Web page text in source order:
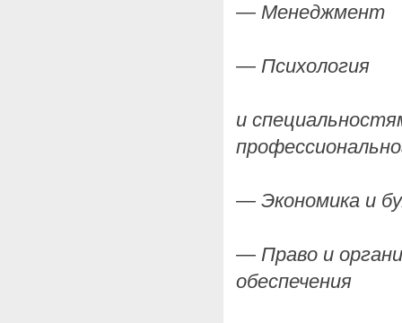
— Менеджмент
— Психология
и
— Экономика и
— Право и
обеспечения